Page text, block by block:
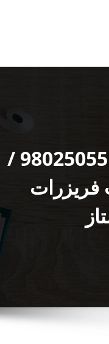
تصليح ثلاجات البر / 98025055 /
فريزرات